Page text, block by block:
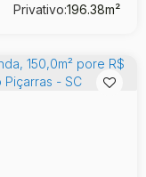
Privativo:196.38m²